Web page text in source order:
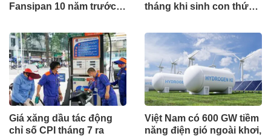
Fansipan 10 năm trước:
nhà Đông Dương
tháng khi sinh con thứ
Giá xăng dầu tác động
chỉ số CPI tháng 7 ra
Việt Nam có 600 GW tiềm
năng điện gió ngoài khơi,